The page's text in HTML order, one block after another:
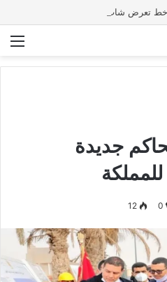
جديدة
للمملكة
0
12